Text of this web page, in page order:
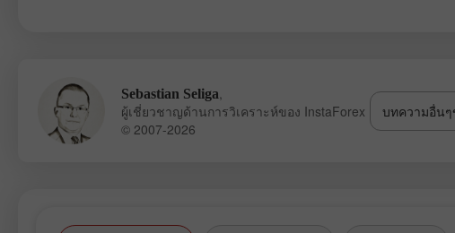
Sebastian Seliga
ผู้เชี่ยวชาญด้านการวิเคราะห์ของ InstaForex
© 2007-2026
บทความอื่น